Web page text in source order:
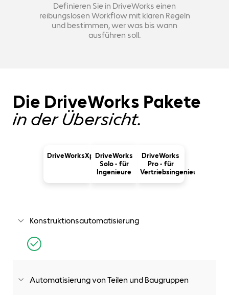
Definieren Sie in DriveWorks einen
reibungslosen Workflow mit klaren Regeln
und bestimmen, wer was bis wann
ausführen soll.
Die DriveWorks Pakete
in der Übersicht.
DriveWorksXpressDriveWorks
Solo - für
Ingenieure
DriveWorks
Pro - für
Vertriebsingenieure
Konstruktionsautomatisierung
In SOLIDWORKS enthalten. Basis für die
Konstruktionsautomatisierung
Automatisierung von Teilen und Baugruppen